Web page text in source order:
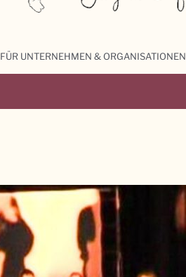
FÜR UNTERNEHMEN & ORGANISATIONEN